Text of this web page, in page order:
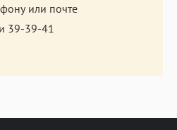
или почте
39-39-41